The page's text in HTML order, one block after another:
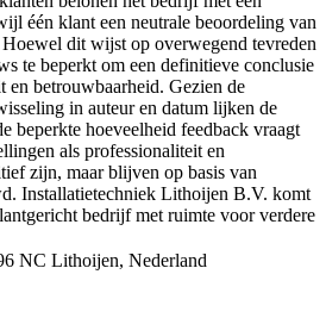
één klant een neutrale beoordeling van
dit wijst op overwegend tevreden
te beperkt om een definitieve conclusie
en betrouwbaarheid. Gezien de
in auteur en datum lijken de
beperkte hoeveelheid feedback vraagt
als professionaliteit en
zijn, maar blijven op basis van
Installatietechniek Lithoijen B.V. komt
bedrijf met ruimte voor verdere
NC Lithoijen, Nederland